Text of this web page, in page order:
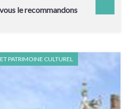
de paix aux berges fleuries,
colombages et de moulins. Et à
Anglais. Une ville aux quatre
New Haven en Angleterre,
aux vacanciers une longue
pelouses accueillant tous les
volant. Son patrimoine
le recommandons
PATRIMOINE CULTUREL